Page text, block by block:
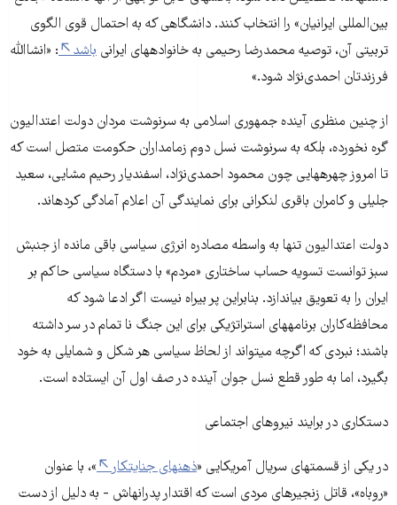
بین‌المللی ایرانیان» را انتخاب کنند. دانشگاهی که به احتمال قوی الگوی
تربیتی آن، توصیه محمدرضا رحیمی به خانواده­های ایرانی باشد
: «انشاالله
فرزندتان احمدی‌نژاد شود.»
از چنین منظری آینده جمهوری اسلامی به سرنوشت مردان دولت اعتدالیون
گره نخورده، بلکه به سرنوشت نسل دوم زمامداران حکومت متصل است که
تا امروز چهره­هایی چون محمود احمدی‌نژاد، اسفندیار رحیم مشایی، سعید
جلیلی و کامران باقری لنکرانی برای نمایند­گی آن اعلام آمادگی کرده­اند.
دولت اعتدالیون تنها به واسطه مصادره انرژی سیاسی باقی مانده از جنبش
سبز توانست تسویه حساب ساختاری «مردم» با دستگاه سیاسی حاکم بر
ایران را به تعویق بیاندازد. بنابراین پر بیراه نیست اگر ادعا شود که
محافظه‌کاران برنامه­های استراتژیکی برای این جنگ نا تمام در سر داشته
باشند؛ نبردی که اگرچه می­تواند از لحاظ سیاسی هر شکل و شمایلی به خود
بگیرد، اما به طور قطع نسل جوان آینده در صف اول آن ایستاده است.
دستکاری در برایند نیروهای اجتماعی
در یکی از قسمت­های سریال آمریکایی «ذهن­های جنایتکار
»، با عنوان
«روباه»، قاتل زنجیره­ای مردی است که اقتدار پدرانه­اش - به دلیل از دست